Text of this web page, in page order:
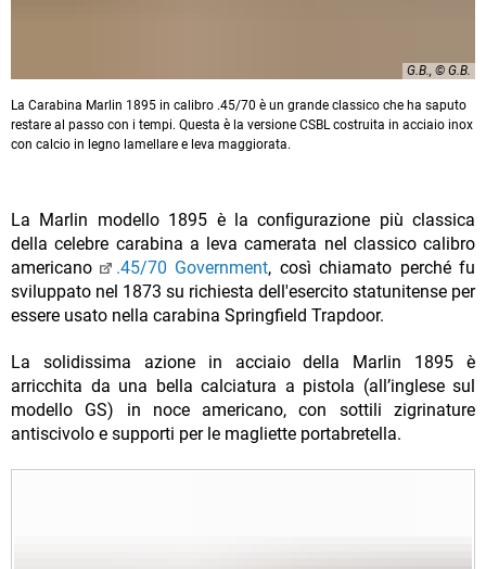
G.B., © G.B.
La Carabina Marlin 1895 in calibro .45/70 è un grande classico che ha saputo
restare al passo con i tempi. Questa è la versione CSBL costruita in acciaio inox
con calcio in legno lamellare e leva maggiorata.
La Marlin modello 1895 è la conﬁgurazione più classica
della celebre carabina a leva camerata nel classico calibro
americano
.45/70 Government, così chiamato perché fu
sviluppato nel 1873 su richiesta dell'esercito statunitense per
essere usato nella carabina Springfield Trapdoor.
La solidissima azione in acciaio della Marlin 1895 è
arricchita da una bella calciatura a pistola (all’inglese sul
modello GS) in noce americano, con sottili zigrinature
antiscivolo e supporti per le magliette portabretella.